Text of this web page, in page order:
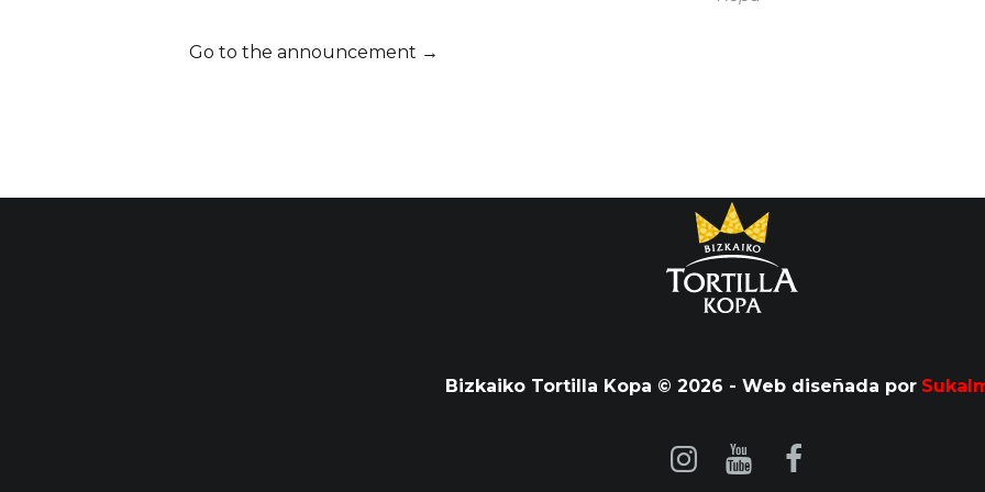
Go to the announcement →
Bizkaiko Tortilla Kopa © 2026 - Web diseñada por